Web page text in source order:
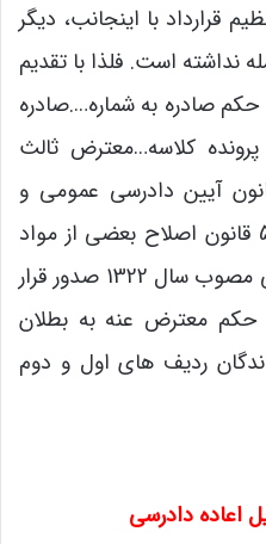
قرارداد با اینجانب، دیگر
نداشته است. فلذا با تقدیم
صادره به شماره….صادره
کلاسه­…معترض ثالث
به استناد ماده 424 قانون آیین دادرسی عمومی و
انقلاب در امور مدنی و ماده 5 قانون اصلاح بعضی از مواد
قانون ثبت و دفاتر اسناد رسمی مصوب سال 1322 صدور قرار
حکم معترض ­عنه به بطلان
ردیف­ های اول و دوم
اعاده دادرسی